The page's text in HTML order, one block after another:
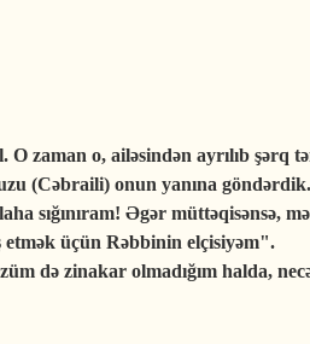
zaman o, ailəsindən ayrılıb şərq
(Cəbraili) onun yanına
sığınıram! Əgər müttəqisənsə,
üçün Rəbbinin elçisiyəm".
də zinakar olmadığım halda,